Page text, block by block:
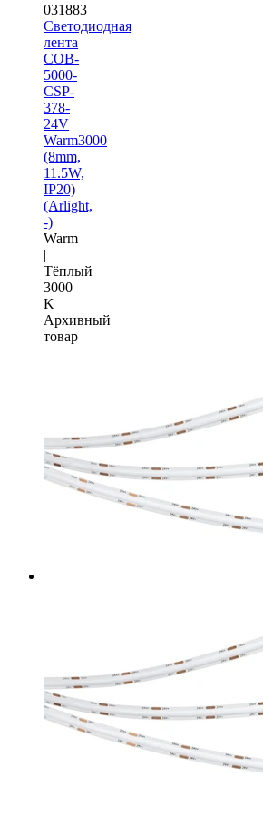
031883
Светодиодная
лента
COB-
5000-
CSP-
378-
24V
Warm3000
(8mm,
11.5W,
IP20)
(Arlight,
-)
Warm
|
Тёплый
3000
K
Архивный
товар